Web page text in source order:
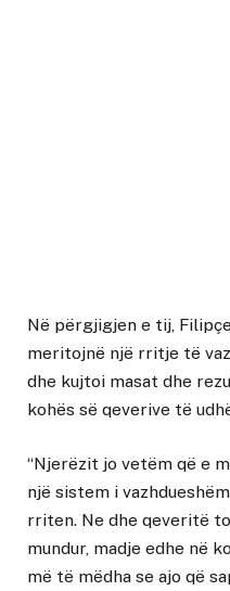
Në përgjigjen e tij,
meritojnë një rritje të
dhe kujtoi masat dhe
kohës së qeverive të
“Njerëzit jo vetëm që e
një sistem i
rriten. Ne dhe qeveritë
mundur, madje edhe në
më të mëdha se ajo që